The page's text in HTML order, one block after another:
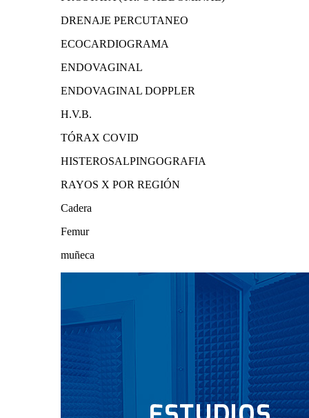
DRENAJE PERCUTANEO
ECOCARDIOGRAMA
ENDOVAGINAL
ENDOVAGINAL DOPPLER
H.V.B.
TÓRAX COVID
HISTEROSALPINGOGRAFIA
RAYOS X POR REGIÓN
Cadera
Femur
muñeca